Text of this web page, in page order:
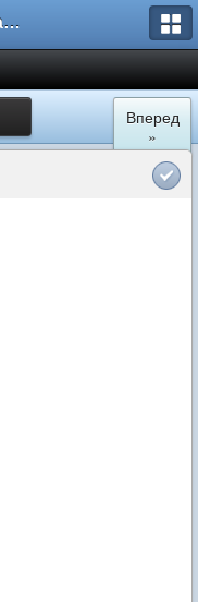
Форум Might-and-Magic.ru
Вперед
»